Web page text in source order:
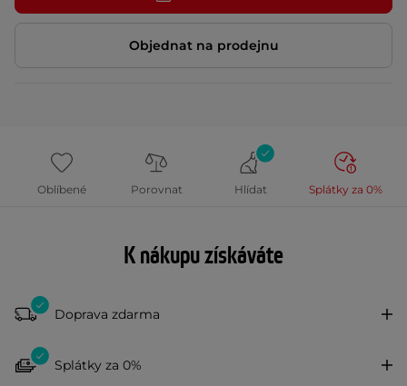
Objednat na prodejnu
Oblíbené Porovnat Hlídat Splátky za 0%
K nákupu získáváte
Doprava zdarma
Splátky za 0%